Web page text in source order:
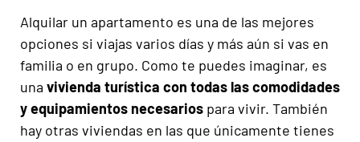
Alquilar un apartamento es una de las mejores
opciones si viajas varios días y más aún si vas en
familia o en grupo. Como te puedes imaginar, es
una vivienda turística con todas las comodidades
y equipamientos necesarios para vivir. También
hay otras viviendas en las que únicamente tienes